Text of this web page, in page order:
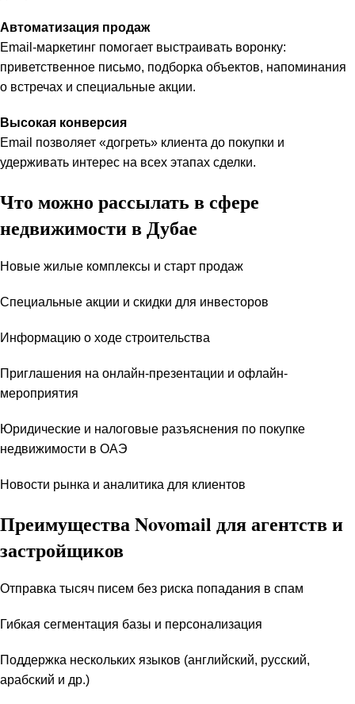
Автоматизация продаж
Email-маркетинг помогает выстраивать воронку:
приветственное письмо, подборка объектов, напоминания
о встречах и специальные акции.
Высокая конверсия
Email позволяет «догреть» клиента до покупки и
удерживать интерес на всех этапах сделки.
Что можно рассылать в сфере
недвижимости в Дубае
Новые жилые комплексы и старт продаж
Специальные акции и скидки для инвесторов
Информацию о ходе строительства
Приглашения на онлайн-презентации и офлайн-
мероприятия
Юридические и налоговые разъяснения по покупке
недвижимости в ОАЭ
Новости рынка и аналитика для клиентов
Преимущества Novomail для агентств и
застройщиков
Отправка тысяч писем без риска попадания в спам
Гибкая сегментация базы и персонализация
Поддержка нескольких языков (английский, русский,
арабский и др.)